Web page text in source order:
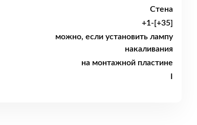
Стена
+1-[+35]
можно, если установить лампу
накаливания
на монтажной пластине
I